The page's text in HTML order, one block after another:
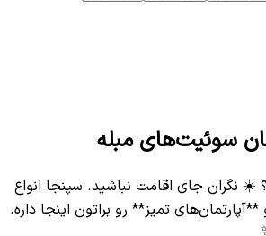
سوئیت‌های مبله
نگران جای اقامت نباشید. سپنجا انواع
تمیز** رو براتون اینجا داره.